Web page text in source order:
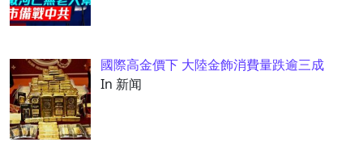
國際高金價下 大陸金飾消費量跌逾三成
In 新闻